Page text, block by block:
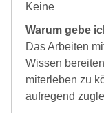
Keine
Warum gebe
Das Arbeiten
Wissen
miterleben zu
aufregend